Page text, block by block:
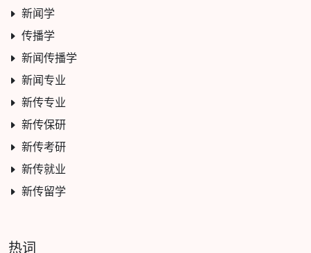
新闻学
传播学
新闻传播学
新闻专业
新传专业
新传保研
新传考研
新传就业
新传留学
热词